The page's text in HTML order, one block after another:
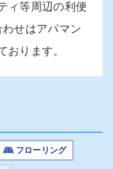
ィ等周辺の利便
せはアパマン
おります。
フローリング